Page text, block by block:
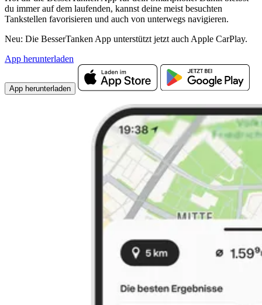
du immer auf dem laufenden, kannst deine meist besuchten
Tankstellen favorisieren und auch von unterwegs navigieren.
Neu: Die BesserTanken App unterstützt jetzt auch Apple CarPlay.
App herunterladen
App herunterladen